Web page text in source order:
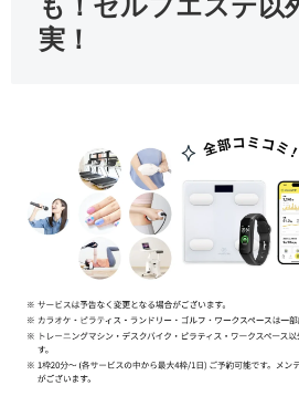
も！セルフエステ以
実！